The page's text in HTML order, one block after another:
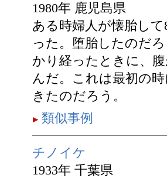
1980年 鹿児島県
ある時婦人が懐胎し
った。堕胎したのだ
かり経ったときに、
んだ。これは最初の
きたのだろう。
類似事例
チノイケ
1933年 千葉県